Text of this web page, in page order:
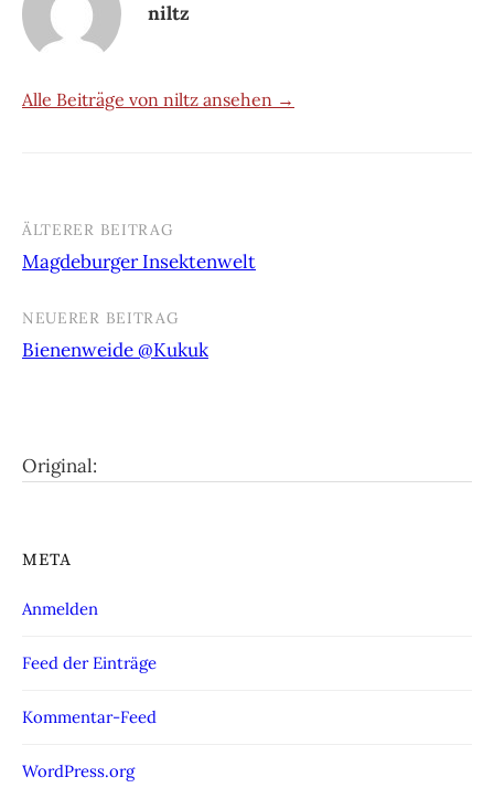
niltz
Alle Beiträge von niltz ansehen →
Beitrags-
Navigation
ÄLTERER BEITRAG
Magdeburger Insektenwelt
NEUERER BEITRAG
Bienenweide @Kukuk
Original:
META
Anmelden
Feed der Einträge
Kommentar-Feed
WordPress.org